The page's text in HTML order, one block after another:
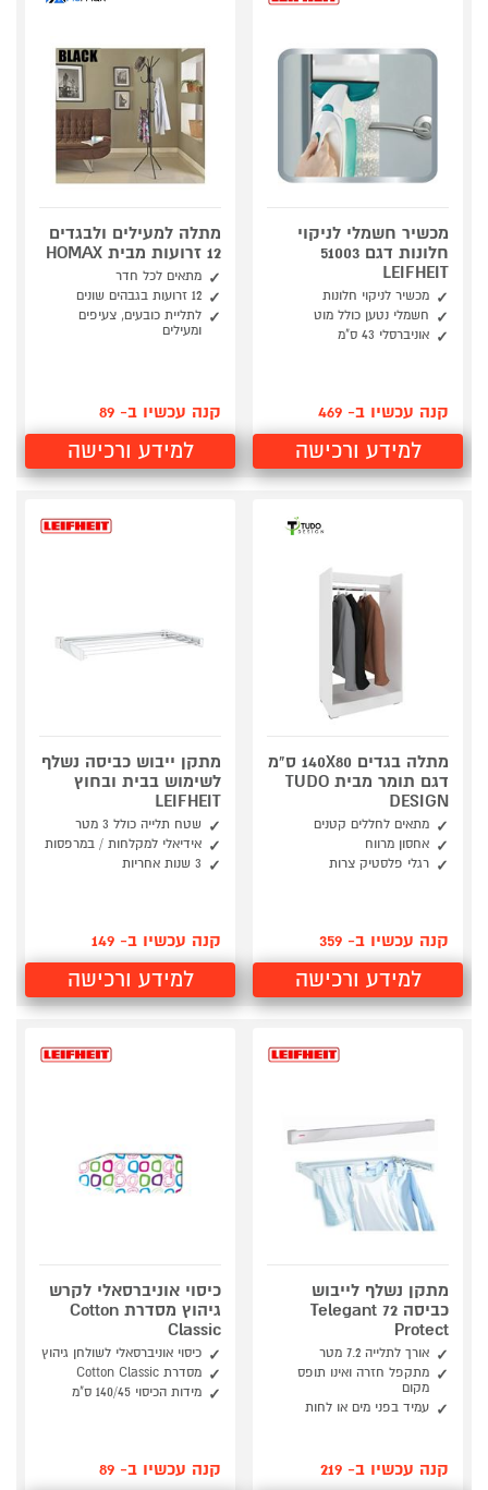
מכשיר חשמלי לניקוי
חלונות דגם 51003
LEIFHEIT
מכשיר לניקוי חלונות
חשמלי נטען כולל מוט
אוניברסלי 43 ס"מ
קנה עכשיו ב- 469
למידע ורכישה
מתלה למעילים ולבגדים
12 זרועות מבית HOMAX
מתאים לכל חדר
12 זרועות בגבהים שונים
לתליית כובעים, צעיפים
ומעילים
קנה עכשיו ב- 89
למידע ורכישה
מתלה בגדים 140X80 ס"מ
דגם תומר מבית TUDO
DESIGN
מתאים לחללים קטנים
אחסון מרווח
רגלי פלסטיק צרות
קנה עכשיו ב- 359
למידע ורכישה
מתקן ייבוש כביסה נשלף
לשימוש בבית ובחוץ
LEIFHEIT
שטח תלייה כולל 3 מטר
אידיאלי למקלחות / במרפסות
3 שנות אחריות
קנה עכשיו ב- 149
למידע ורכישה
מתקן נשלף לייבוש
כביסה 72 Telegant
Protect
אורך לתלייה 7.2 מטר
מתקפל חזרה ואינו תופס
מקום
עמיד בפני מים או לחות
קנה עכשיו ב- 219
כיסוי אוניברסאלי לקרש
גיהוץ מסדרת Cotton
Classic
כיסוי אוניברסאלי לשולחן גיהוץ
מסדרת Cotton Classic
מידות הכיסוי 140/45 ס"מ
קנה עכשיו ב- 89